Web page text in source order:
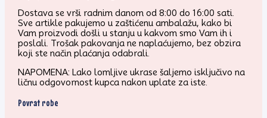
Dostava se vrši radnim danom od 8:00 do 16:00 sati.
Sve artikle pakujemo u zaštićenu ambalažu, kako bi
Vam proizvodi došli u stanju u kakvom smo Vam ih i
poslali. Trošak pakovanja ne naplaćujemo, bez obzira
koji ste način plaćanja odabrali.
NAPOMENA: Lako lomljive ukrase šaljemo isključivo na
ličnu odgovornost kupca nakon uplate za iste.
Povrat robe